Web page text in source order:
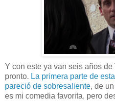
Y con este ya van seis años de
pronto. La primera parte de
pareció de sobresaliente, de
es mi comedia favorita, pero